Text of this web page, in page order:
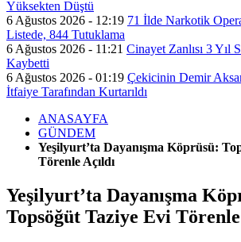
Yüksekten Düştü
6 Ağustos 2026 - 12:19 71 İlde Narkotik
Listede, 844 Tutuklama
6 Ağustos 2026 - 11:21 Cinayet Zanlısı 3 Yıl
Kaybetti
6 Ağustos 2026 - 01:19 Çekicinin Demir
İtfaiye Tarafından Kurtarıldı
ANASAYFA
GÜNDEM
Yeşilyurt’ta Dayanışma Köprüsü:
Törenle Açıldı
Yeşilyurt’ta Dayanışma
Topsöğüt Taziye Evi Törenle